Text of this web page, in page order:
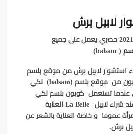
لابيل برش
يعمل على جميع
( balsam)
استشوار لابيل برشمن موقع بلسم
من موقع بلسم (balsam) لكي
تستعمل كوبونبلسملكي
توفر المال عليك المال عند شراء لابيل | La Belle العناية
عموما و خاصة العناية بالشعر عن
برش.